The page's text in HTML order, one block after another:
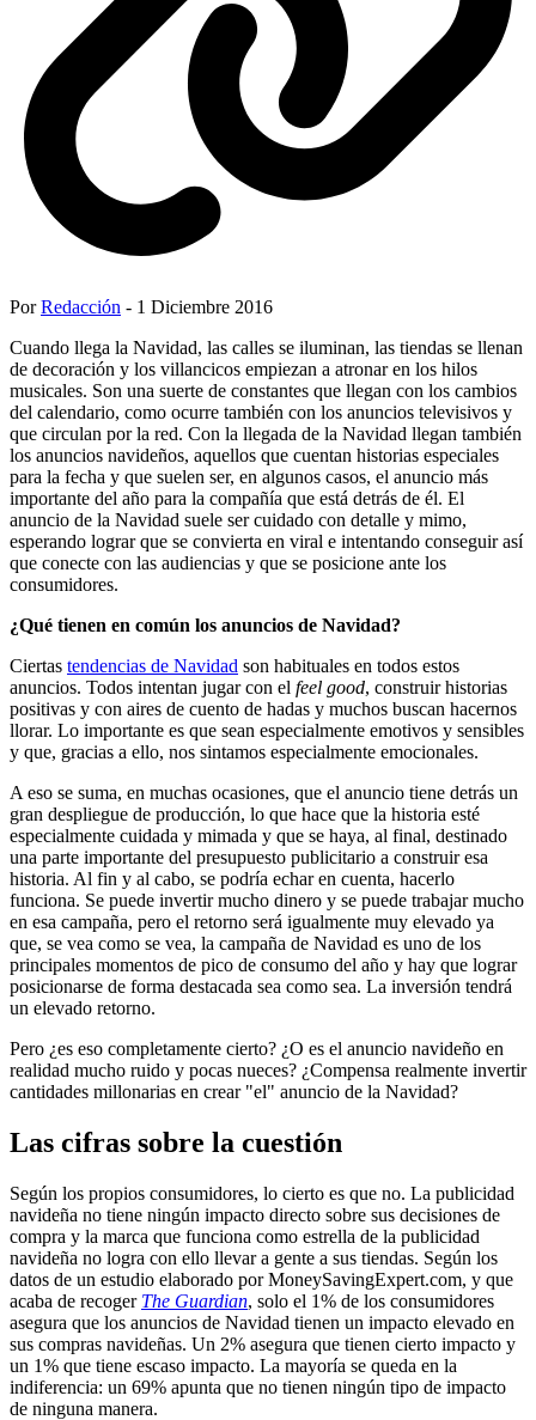
PorRedacción - 1 Diciembre 2016
Cuando llega la Navidad, las calles se iluminan, las tiendas se llenan
de decoración y los villancicos empiezan a atronar en los hilos
musicales. Son una suerte de constantes que llegan con los cambios
del calendario, como ocurre también con los anuncios televisivos y
que circulan por la red. Con la llegada de la Navidad llegan también
los anuncios navideños, aquellos que cuentan historias especiales
para la fecha y que suelen ser, en algunos casos, el anuncio más
importante del año para la compañía que está detrás de él. El
anuncio de la Navidad suele ser cuidado con detalle y mimo,
esperando lograr que se convierta en viral e intentando conseguir así
que conecte con las audiencias y que se posicione ante los
consumidores.
¿Qué tienen en común los anuncios de Navidad?
Ciertas tendencias de Navidad son habituales en todos estos
anuncios. Todos intentan jugar con el feel good, construir historias
positivas y con aires de cuento de hadas y muchos buscan hacernos
llorar. Lo importante es que sean especialmente emotivos y sensibles
y que, gracias a ello, nos sintamos especialmente emocionales.
A eso se suma, en muchas ocasiones, que el anuncio tiene detrás un
gran despliegue de producción, lo que hace que la historia esté
especialmente cuidada y mimada y que se haya, al final, destinado
una parte importante del presupuesto publicitario a construir esa
historia. Al fin y al cabo, se podría echar en cuenta, hacerlo
funciona. Se puede invertir mucho dinero y se puede trabajar mucho
en esa campaña, pero el retorno será igualmente muy elevado ya
que, se vea como se vea, la campaña de Navidad es uno de los
principales momentos de pico de consumo del año y hay que lograr
posicionarse de forma destacada sea como sea. La inversión tendrá
un elevado retorno.
Pero ¿es eso completamente cierto? ¿O es el anuncio navideño en
realidad mucho ruido y pocas nueces? ¿Compensa realmente invertir
cantidades millonarias en crear "el" anuncio de la Navidad?
Las cifras sobre la cuestión
Según los propios consumidores, lo cierto es que no. La publicidad
navideña no tiene ningún impacto directo sobre sus decisiones de
compra y la marca que funciona como estrella de la publicidad
navideña no logra con ello llevar a gente a sus tiendas. Según los
datos de un estudio elaborado por MoneySavingExpert.com, y que
acaba de recoger The Guardian, solo el 1% de los consumidores
asegura que los anuncios de Navidad tienen un impacto elevado en
sus compras navideñas. Un 2% asegura que tienen cierto impacto y
un 1% que tiene escaso impacto. La mayoría se queda en la
indiferencia: un 69% apunta que no tienen ningún tipo de impacto
de ninguna manera.